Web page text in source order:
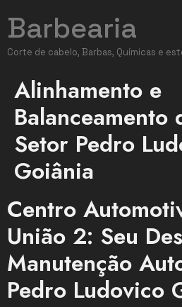
Barbearia
Corte de cabelo, Barbas, Químicas e
Alinhamento e
Balanceamento
Setor Pedro
Goiânia
Centro
União 2: Seu
Manutenção
Pedro Ludovico